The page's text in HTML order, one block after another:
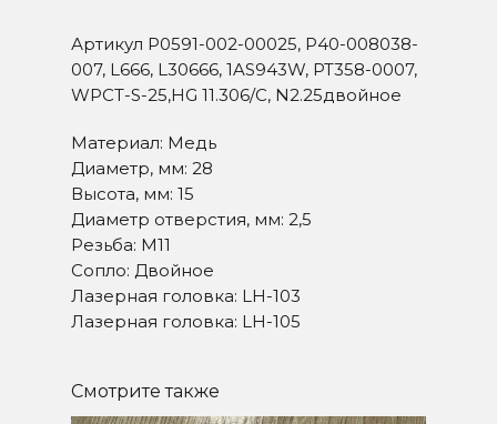
Артикул P0591-002-00025, P40-008038-
007, L666, L30666, 1AS943W, PT358-0007,
WPCT-S-25,HG 11.306/C, N2.25двойное
Материал: Медь
Диаметр, мм: 28
Высота, мм: 15
Диаметр отверстия, мм: 2,5
Резьба: М11
Сопло: Двойное
Лазерная головка: LH-103
Лазерная головка: LH-105
Смотрите также
+7-351-711-10-74
ЧАЙКОВСКОГО УЛ, Д.15
+7-922-707-40-00
СВЯЖИТЕСЬ С НАМИ